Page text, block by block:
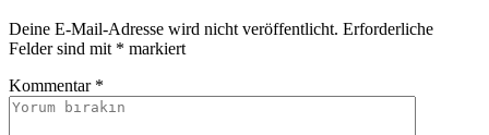
Deine E-Mail-Adresse wird nicht veröffentlicht. Erforderliche
Felder sind mit * markiert
Kommentar *